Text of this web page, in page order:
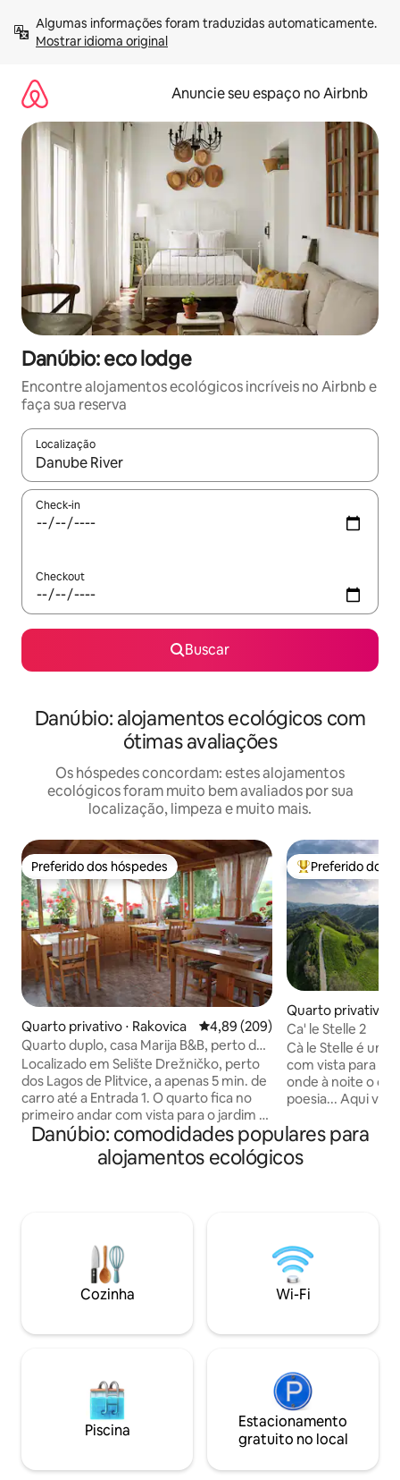
para
Mostrar idioma original
Anuncie seu espaço no Airbnb
Danúbio: eco lodge
Encontre alojamentos ecológicos incríveis no Airbnb e
faça sua reserva
Localização
Quando os resultados estiverem disponíveis, explore-os
Check-in
Checkout
Buscar
Danúbio: alojamentos ecológicos com
ótimas avaliações
Os hóspedes concordam: estes alojamentos
ecológicos foram muito bem avaliados por sua
localização, limpeza e muito mais.
Preferido dos hóspedes
Preferido dos hóspedes
Quarto privativo ⋅ Rakovica 4,89 de uma avaliação média de
4,89 (209)
Quarto duplo, casa Marija B&B, perto dos
lagos Plitvice
Localizado em Selište Drežničko, perto
dos Lagos de Plitvice, a apenas 5 min. de
carro até a Entrada 1. O quarto fica no
primeiro andar com vista para o jardim e
a aldeia. O quarto é mobiliado de
qualidade e decorado com detalhes de
madeira, oferece Wi-Fi gratuito, A/C, TV
você pode tomar café da manhã por
uma taxa adicional. Vários restaurantes e
um mercado estão a uma curta distância
Entre os
Preferido dos
Quarto privativo ⋅
Ca' le Stelle 2
Cà le Stelle é
com vista para
onde à noite o
poesia... Aqui
onde você pode
da manhã com
(opcional) com a
de transporte
para a casa e de
Danúbio: comodidades populares para
alojamentos ecológicos
Cozinha Wi-Fi
Piscina
Estacionamento
gratuito no local